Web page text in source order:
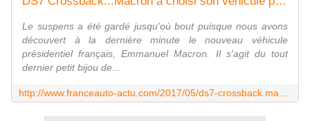
Le suspens a été gardé jusqu'où bout puisque nous avons
découvert à la dernière minute le nouveau véhicule
présidentiel français, Emmanuel Macron. Il s'agit du tout
dernier petit bijou de...